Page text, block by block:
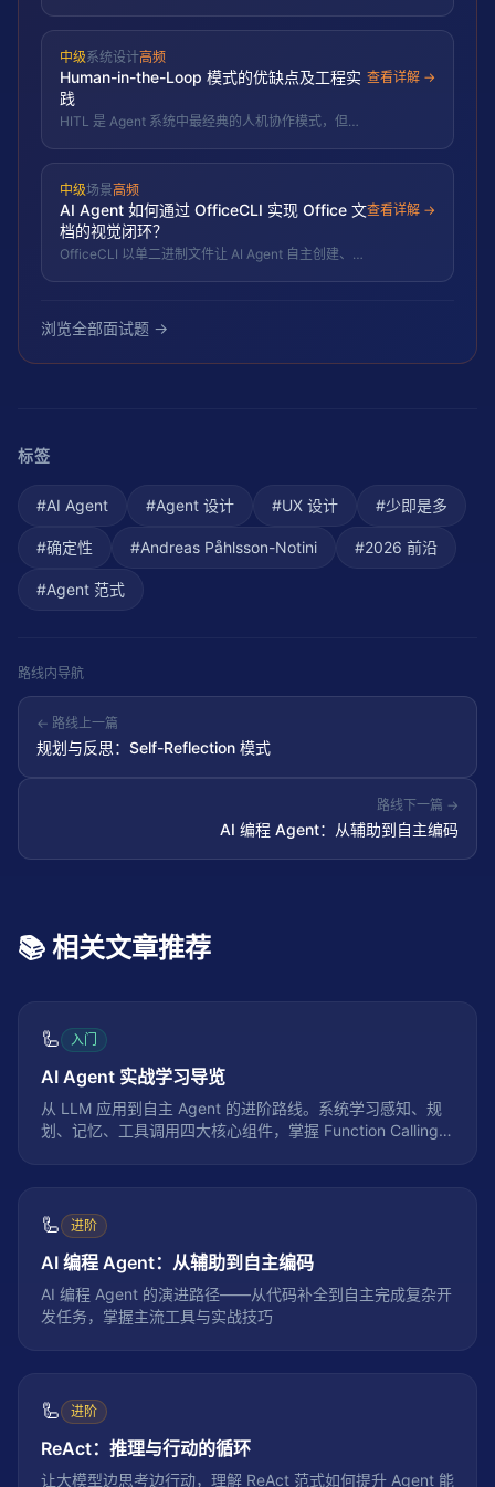
中级系统设计高频
Human-in-the-Loop 模式的优缺点及工程实
践
HITL 是 Agent 系统中最经典的人机协作模式，但
查看详解 →
中级场景高频
AI Agent 如何通过 OfficeCLI 实现 Office 文
档的视觉闭环？
OfficeCLI 以单二进制文件让 AI Agent 自主创建、读
点，从 RPA 的屏幕模拟进入语义级文档操作范式。
查看详解 →
浏览全部面试题 →
标签
#AI Agent #Agent 设计 #UX 设计 #少即是多
#确定性 #Andreas Påhlsson-Notini #2026 前沿
#Agent 范式
路线内导航
← 路线上一篇
规划与反思：Self-Reflection 模式
路线下一篇 →
AI 编程 Agent：从辅助到自主编码
📚 相关文章推荐
🦾 入门
AI Agent 实战学习导览
从 LLM 应用到自主 Agent 的进阶路线。系统学习感知、规
划、记忆、工具调用四大核心组件，掌握 Function Calling、
🦾 进阶
AI 编程 Agent：从辅助到自主编码
AI 编程 Agent 的演进路径——从代码补全到自主完成复杂开
发任务，掌握主流工具与实战技巧
🦾 进阶
ReAct：推理与行动的循环
让大模型边思考边行动，理解 ReAct 范式如何提升 Agent 能